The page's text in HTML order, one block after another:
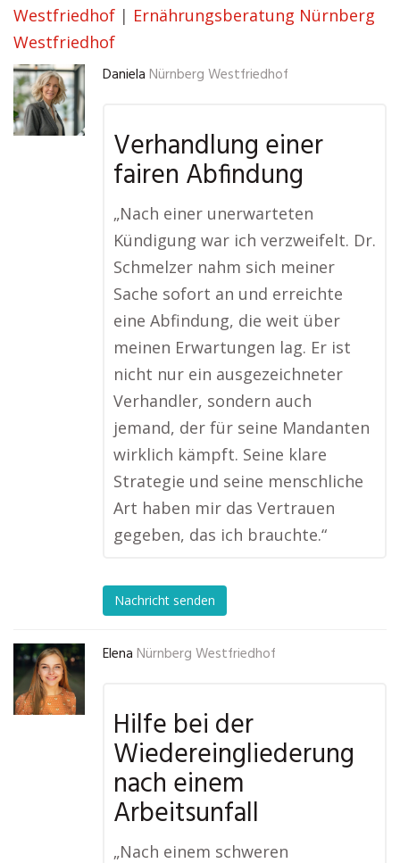
Westfriedhof | Ernährungsberatung Nürnberg
Westfriedhof
Daniela Nürnberg Westfriedhof
Verhandlung einer
fairen Abfindung
„Nach einer unerwarteten
Kündigung war ich verzweifelt. Dr.
Schmelzer nahm sich meiner
Sache sofort an und erreichte
eine Abfindung, die weit über
meinen Erwartungen lag. Er ist
nicht nur ein ausgezeichneter
Verhandler, sondern auch
jemand, der für seine Mandanten
wirklich kämpft. Seine klare
Strategie und seine menschliche
Art haben mir das Vertrauen
gegeben, das ich brauchte.“
Nachricht senden
Elena Nürnberg Westfriedhof
Hilfe bei der
Wiedereingliederung
nach einem
Arbeitsunfall
„Nach einem schweren